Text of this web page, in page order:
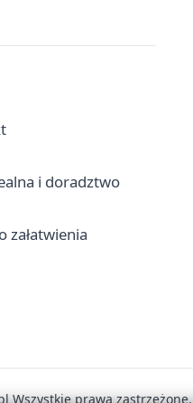
i doradztwo
załatwienia
Wszystkie prawa zastrzeżone.